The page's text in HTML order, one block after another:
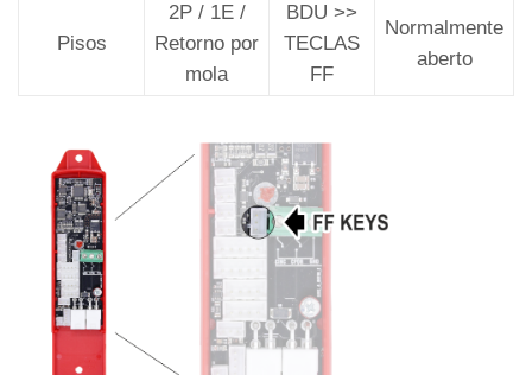
Pisos
2P / 1E /
Retorno por
mola
BDU >>
TECLAS
FF
Normalmente
aberto